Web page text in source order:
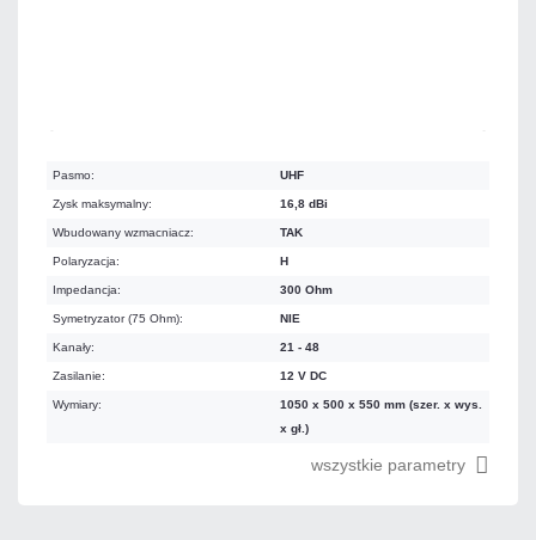
Pasmo: UHF
Zysk maksymalny: 16,8 dBi
Wbudowany wzmacniacz: TAK
Polaryzacja: H
Impedancja: 300 Ohm
Symetryzator (75 Ohm): NIE
Kanały: 21 - 48
Zasilanie: 12 V DC
Wymiary:
1050 x 500 x 550 mm (szer. x wys.
x gł.)
wszystkie parametry